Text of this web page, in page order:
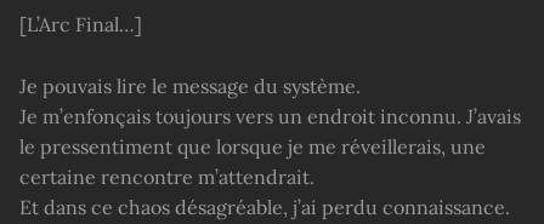
[L’Arc Final…]
Je pouvais lire le message du système.
Je m’enfonçais toujours vers un endroit inconnu. J’avais
le pressentiment que lorsque je me réveillerais, une
certaine rencontre m’attendrait.
Et dans ce chaos désagréable, j’ai perdu connaissance.